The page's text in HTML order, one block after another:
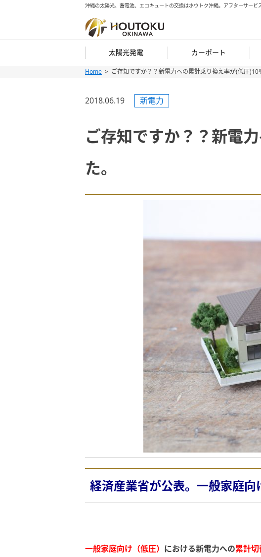
沖縄の太陽光、蓄電池、エコキュートの交換はホウトク沖縄。アフターサービ
太陽光発電 カーポート
Home ご存知ですか？？新電力への累計乗り換え率が(低圧)10
2018.06.19 新電力
ご存知ですか？？新電
た。
経済産業省が公表。一般家庭向
一般家庭向け（低圧） における新電力への累計